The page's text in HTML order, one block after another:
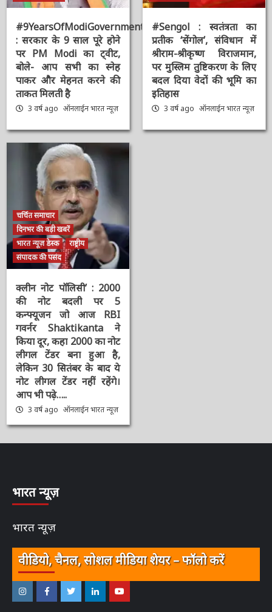
भारत न्यूज़ विशेष
मुख्य समाचार
संपादक की पसंद
#9YearsOfModiGovernment
: सरकार के 9 साल पूरे होने
पर PM Modi का ट्वीट,
पाकर और मेहनत करने की
ताकत मिलती है
3 वर्ष ago
ऑनलाईन भारत
मुख्य समाचार
राष्ट्रीय
संपादक की पसंद
#Sengol : स्वतंत्रता का
प्रतीक ‘सेंगोल’, संविधान में
श्रीराम-श्रीकृष्ण विराजमान,
लिए बदल दिया वेदों की भूमि
चर्चित समाचार
दिनभर की बड़ी खबरें
भारत न्यूज़ डेस्क
राष्ट्रीय
संपादक की पसंद
क्लीन नोट पॉलिसी’ : 2000
की नोट बदली पर 5
कन्फ्यूजन जो आज RBI
गवर्नर Shaktikanta ने
किया दूर, कहा 2000 का
नोट लीगल टेंडर बना हुआ है,
लेकिन 30 सितंबर के बाद ये
भारत न्यूज़
भारत न्यूज़